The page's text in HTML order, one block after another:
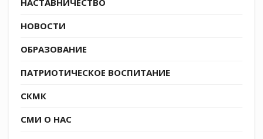
НОВОСТИ
ОБРАЗОВАНИЕ
ПАТРИОТИЧЕСКОЕ ВОСПИТАНИЕ
СКМК
СМИ О НАС